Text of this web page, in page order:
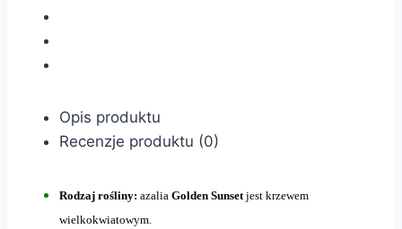
Opis produktu
Recenzje produktu (0)
Rodzaj rośliny: azalia Golden Sunset jest krzewem
wielkokwiatowym.